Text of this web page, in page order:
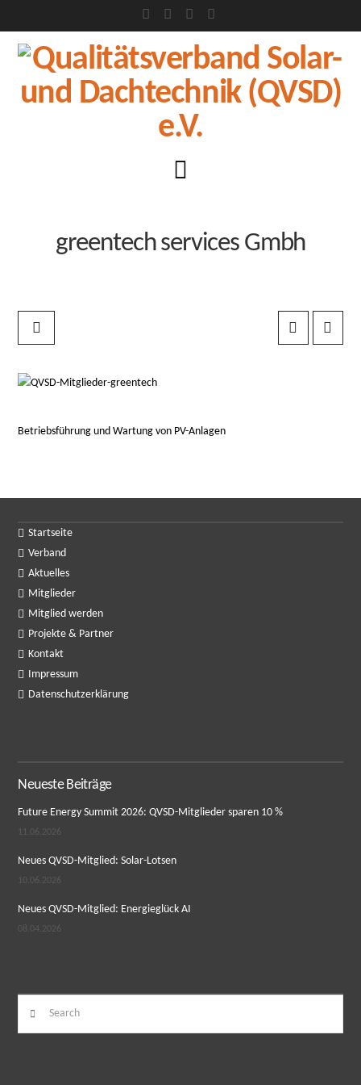
greentech services Gmbh
Betriebsführung und Wartung von PV-Anlagen
Startseite
Verband
Aktuelles
Mitglieder
Mitglied werden
Projekte & Partner
Kontakt
Impressum
Datenschutzerklärung
Neueste Beiträge
Future Energy Summit 2026: QVSD-Mitglieder sparen 10 %
11.06.2026
Neues QVSD-Mitglied: Solar-Lotsen
10.06.2026
Neues QVSD-Mitglied: Energieglück AI
08.04.2026